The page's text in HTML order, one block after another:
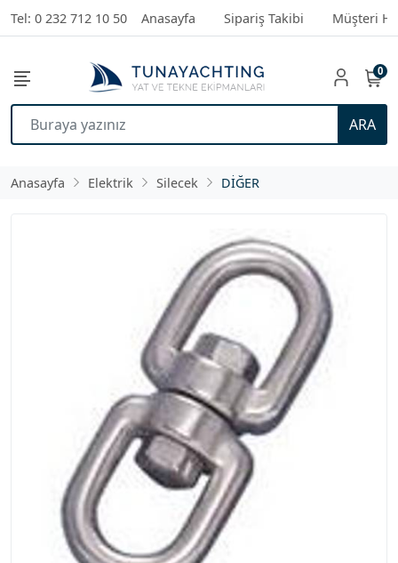
Tel: 0 232 712 10 50 Anasayfa Sipariş Takibi Müşteri
ARA
0
Anasayfa Elektrik Silecek DİĞER